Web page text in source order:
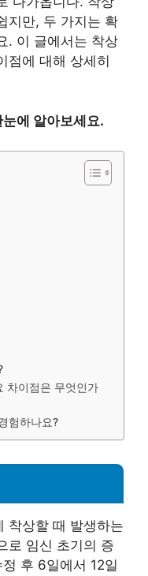
지만, 두 가지는 확
. 이 글에서는 착상
점에 대해 상세히
에 알아보세요.
차이점은 무엇인가
험하나요?
착상할 때 발생하는
로 임신 초기의 증
후 6일에서 12일